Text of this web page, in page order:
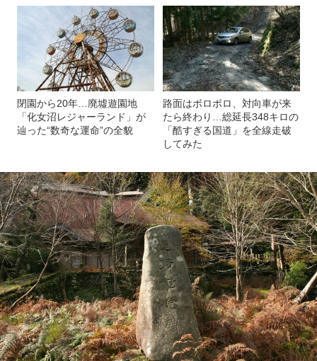
閉園から20年…廃墟遊園地
「化女沼レジャーランド」が
辿った“数奇な運命”の全貌
路面はボロボロ、対向車が来
たら終わり…総延長348キロの
「酷すぎる国道」を全線走破
してみた